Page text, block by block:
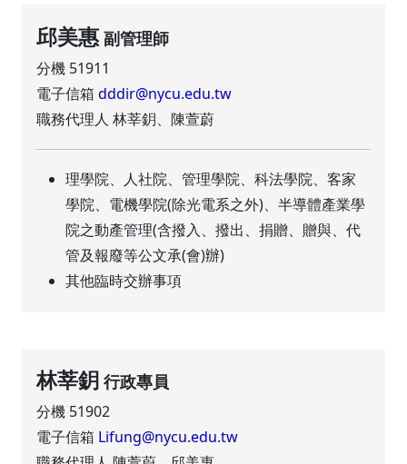
邱美惠 副管理師
分機 51911
電子信箱dddir@nycu.edu.tw
職務代理人 林莘鈅、陳萱蔚
理學院、人社院、管理學院、科法學院、客家
學院、電機學院(除光電系之外)、半導體產業學
院之動產管理(含撥入、撥出、捐贈、贈與、代
管及報廢等公文承(會)辦)
其他臨時交辦事項
林莘鈅 行政專員
分機 51902
電子信箱 Lifung@nycu.edu.tw